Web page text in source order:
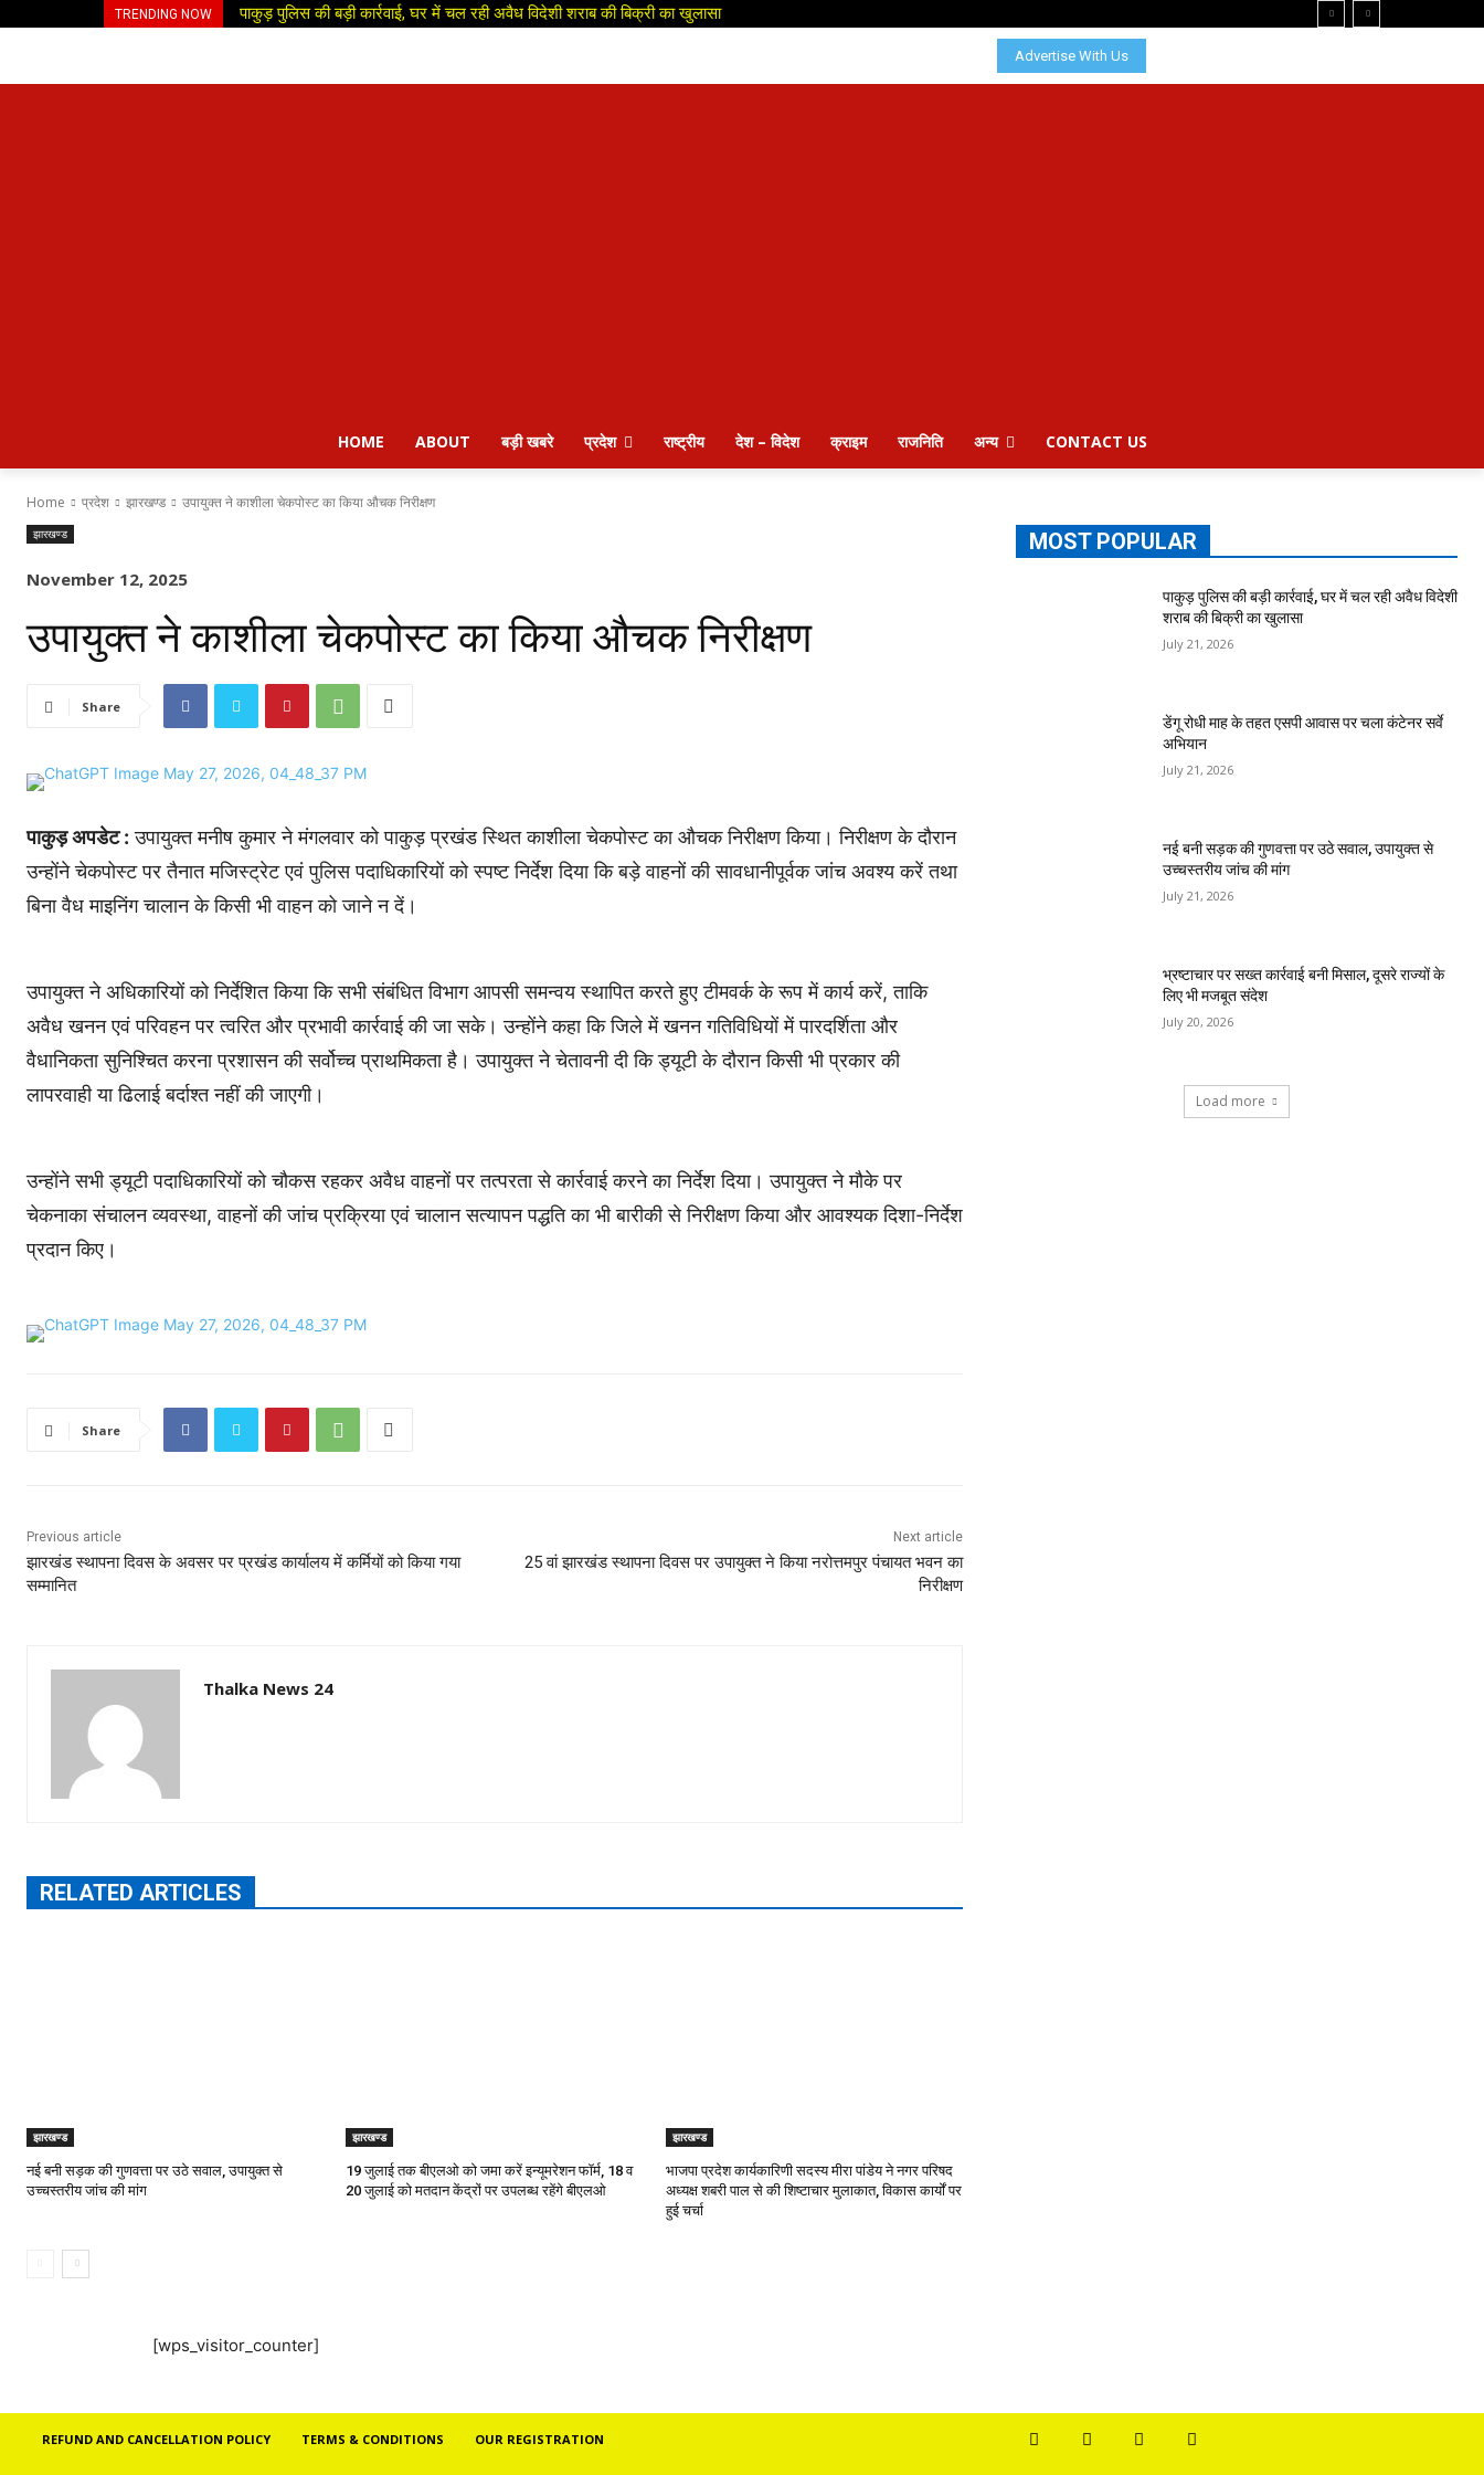
TRENDING NOW पाकुड़ पुलिस की बड़ी कार्रवाई, घर में चल रही अवैध विदेशी शराब की बिक्री का खुलासा
Advertise With Us
HOME ABOUT बड़ी खबरे प्रदेश राष्ट्रीय देश – विदेश क्राइम राजनिति अन्य CONTACT US
Home प्रदेश झारखण्ड उपायुक्त ने काशीला चेकपोस्ट का किया औचक निरीक्षण
झारखण्ड
November 12, 2025
उपायुक्त ने काशीला चेकपोस्ट का किया औचक निरीक्षण
Share
पाकुड़ अपडेट : उपायुक्त मनीष कुमार ने मंगलवार को पाकुड़ प्रखंड स्थित काशीला चेकपोस्ट का औचक निरीक्षण किया। निरीक्षण के दौरान
उन्होंने चेकपोस्ट पर तैनात मजिस्ट्रेट एवं पुलिस पदाधिकारियों को स्पष्ट निर्देश दिया कि बड़े वाहनों की सावधानीपूर्वक जांच अवश्य करें तथा
बिना वैध माइनिंग चालान के किसी भी वाहन को जाने न दें।
उपायुक्त ने अधिकारियों को निर्देशित किया कि सभी संबंधित विभाग आपसी समन्वय स्थापित करते हुए टीमवर्क के रूप में कार्य करें, ताकि
अवैध खनन एवं परिवहन पर त्वरित और प्रभावी कार्रवाई की जा सके। उन्होंने कहा कि जिले में खनन गतिविधियों में पारदर्शिता और
वैधानिकता सुनिश्चित करना प्रशासन की सर्वोच्च प्राथमिकता है। उपायुक्त ने चेतावनी दी कि ड्यूटी के दौरान किसी भी प्रकार की
लापरवाही या ढिलाई बर्दाश्त नहीं की जाएगी।
उन्होंने सभी ड्यूटी पदाधिकारियों को चौकस रहकर अवैध वाहनों पर तत्परता से कार्रवाई करने का निर्देश दिया। उपायुक्त ने मौके पर
चेकनाका संचालन व्यवस्था, वाहनों की जांच प्रक्रिया एवं चालान सत्यापन पद्धति का भी बारीकी से निरीक्षण किया और आवश्यक दिशा-निर्देश
प्रदान किए।
Share
Previous article
झारखंड स्थापना दिवस के अवसर पर प्रखंड कार्यालय में कर्मियों को किया गया
सम्मानित
Next article
25 वां झारखंड स्थापना दिवस पर उपायुक्त ने किया नरोत्तमपुर पंचायत भवन का
निरीक्षण
Thalka News 24
RELATED ARTICLES
झारखण्ड
नई बनी सड़क की गुणवत्ता पर उठे सवाल, उपायुक्त से
उच्चस्तरीय जांच की मांग
झारखण्ड
19 जुलाई तक बीएलओ को जमा करें इन्यूमरेशन फॉर्म, 18 व
20 जुलाई को मतदान केंद्रों पर उपलब्ध रहेंगे बीएलओ
झारखण्ड
भाजपा प्रदेश कार्यकारिणी सदस्य मीरा पांडेय ने नगर परिषद
अध्यक्ष शबरी पाल से की शिष्टाचार मुलाकात, विकास कार्यों पर
हुई चर्चा
MOST POPULAR
पाकुड़ पुलिस की बड़ी कार्रवाई, घर में चल रही अवैध विदेशी
शराब की बिक्री का खुलासा
July 21, 2026
डेंगू रोधी माह के तहत एसपी आवास पर चला कंटेनर सर्वे
अभियान
July 21, 2026
नई बनी सड़क की गुणवत्ता पर उठे सवाल, उपायुक्त से
उच्चस्तरीय जांच की मांग
July 21, 2026
भ्रष्टाचार पर सख्त कार्रवाई बनी मिसाल, दूसरे राज्यों के
लिए भी मजबूत संदेश
July 20, 2026
Load more
[wps_visitor_counter]
REFUND AND CANCELLATION POLICY TERMS & CONDITIONS OUR REGISTRATION